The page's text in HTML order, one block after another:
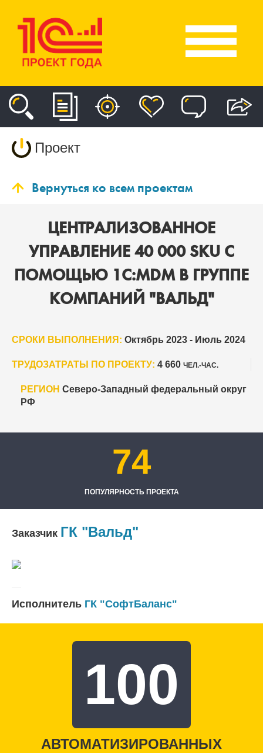
Проект
Вернуться ко всем проектам
ЦЕНТРАЛИЗОВАННОЕ
УПРАВЛЕНИЕ 40 000 SKU С
ПОМОЩЬЮ 1С:MDM В ГРУППЕ
КОМПАНИЙ "ВАЛЬД"
СРОКИ ВЫПОЛНЕНИЯ: Октябрь 2023 - Июль 2024
ТРУДОЗАТРАТЫ ПО ПРОЕКТУ: 4 660 ЧЕЛ.-ЧАС.
РЕГИОН Северо-Западный федеральный округ
РФ
74
ПОПУЛЯРНОСТЬ ПРОЕКТА
Заказчик ГК "Вальд"
Исполнитель ГК "СофтБаланс"
100
АВТОМАТИЗИРОВАННЫХ